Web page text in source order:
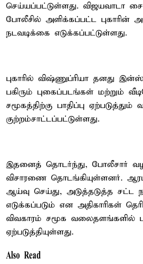
செய்யப்பட்டுள்ளது. விஜயவாடா
போலீசில் அளிக்கப்பட்ட புகாரின்
நடவடிக்கை எடுக்கப்பட்டுள்ளது.
புகாரில் விஷ்ணுப்ரியா தனது
பகிரும் புகைப்படங்கள் மற்றும்
சமூகத்திற்கு பாதிப்பு
குற்றம்சாட்டப்பட்டுள்ளது.
இதனைத் தொடர்ந்து, போலீசார்
விசாரணை தொடங்கியுள்ளனர்.
ஆய்வு செய்து, அடுத்தடுத்த சட்ட
எடுக்கப்படும் என அதிகாரிகள்
விவகாரம் சமூக வலைதளங்களில்
ஏற்படுத்தியுள்ளது.
Also Read